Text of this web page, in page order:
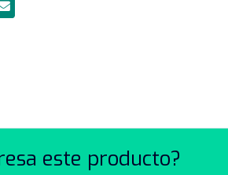
este producto?